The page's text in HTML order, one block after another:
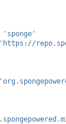
'sponge'
'https://